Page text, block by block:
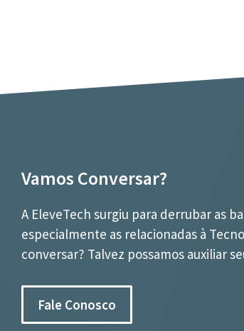
Vamos Conversar?
A EleveTech surgiu para derrubar as
especialmente as relacionadas à
conversar? Talvez possamos auxiliar
Fale Conosco